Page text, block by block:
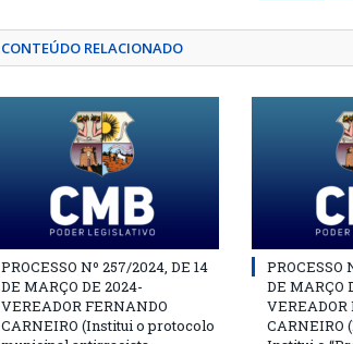
CONTEÚDO RELACIONADO
PROCESSO Nº 257/2024, DE 14
DE MARÇO DE 2024-
VEREADOR FERNANDO
CARNEIRO (Institui o protocolo
PROCESSO
DE MARÇO
VEREADOR
CARNEIRO